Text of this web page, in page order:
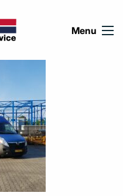
Menu